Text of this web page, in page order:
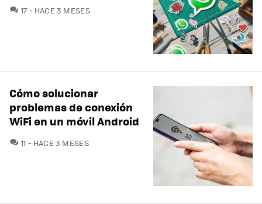
17COMENTARIOS
HACE 3 MESES
Cómo solucionar
problemas de conexión
WiFi en un móvil Android
11 COMENTARIOS
HACE 3 MESES